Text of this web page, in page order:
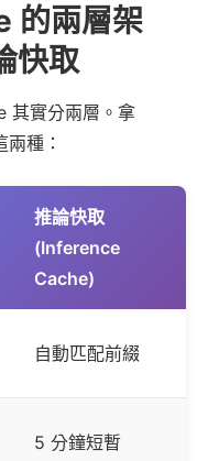
的兩層架
快取
其實分兩層。拿
種：
推論快取
(Inference
Cache)
自動匹配前綴
5 分鐘短暫